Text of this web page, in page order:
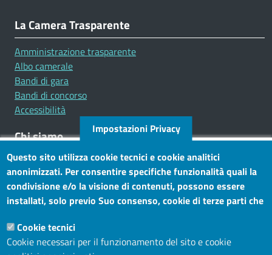
La Camera Trasparente
Amministrazione trasparente
Albo camerale
Bandi di gara
Bandi di concorso
Accessibilità
Chi siamo
Mission
Statuto e carta dei servizi
Social
Impostazioni Privacy
Questo sito utilizza cookie tecnici e cookie analitici
anonimizzati. Per consentire specifiche funzionalità quali la
condivisione e/o la visione di contenuti, possono essere
installati, solo previo Suo consenso, cookie di terze parti che
questo banner, può accettare tutti i cookies, selezionare le
categorie di cookie di cui consente l’utilizzo e/o modificare le
Cookie tecnici
Cookie necessari per il funzionamento del sito e cookie